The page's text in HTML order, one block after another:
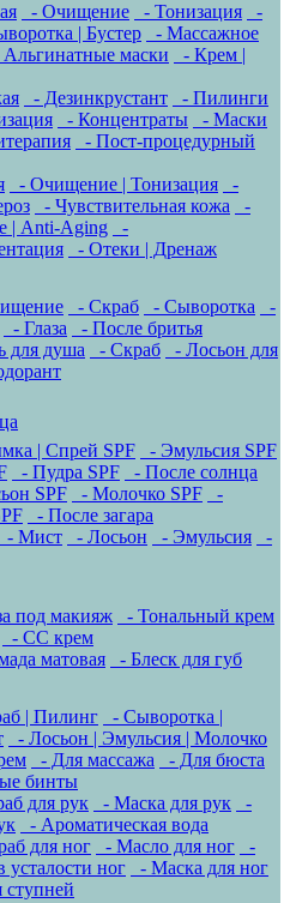
- Очищение - Тонизация
-
| Бустер
- Массажное
Альгинатные маски
- Крем |
- Дезинкрустант
- Пилинги
- Концентраты
- Маски
- Пост-процедурный
- Очищение | Тонизация
-
- Чувствительная кожа
-
| Anti-Aging
-
- Отеки | Дренаж
- Скраб - Сыворотка
-
- Глаза
- После бритья
для душа - Скраб
- Лосьон для
| Спрей SPF
- Эмульсия SPF
- Пудра SPF
- После солнца
SPF - Молочко SPF
-
- После загара
- Мист - Лосьон - Эмульсия
-
под макияж
- Тональный крем
- CC крем
матовая
- Блеск для губ
| Пилинг
- Сыворотка |
- Лосьон | Эмульсия | Молочко
- Для массажа
- Для бюста
бинты
для рук - Маска для рук
-
- Ароматическая вода
для ног - Масло для ног
-
усталости ног
- Маска для ног
ступней